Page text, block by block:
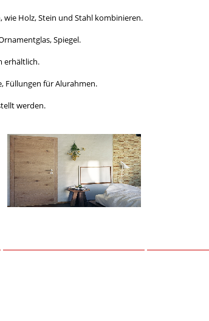
Holz, Stein und Stahl kombinieren.
Spiegel.
erhältlich.
Füllungen für Alurahmen.
werden.